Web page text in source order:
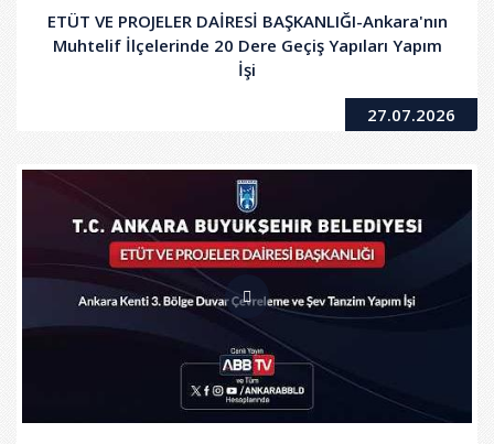
ETÜT VE PROJELER DAİRESİ BAŞKANLIĞI-Ankara'nın
Muhtelif İlçelerinde 20 Dere Geçiş Yapıları Yapım
İşi
27.07.2026